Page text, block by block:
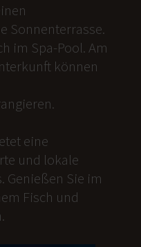
Sonnenterrasse.
im Spa-Pool. Am
können
eine
und lokale
Genießen Sie im
Fisch und